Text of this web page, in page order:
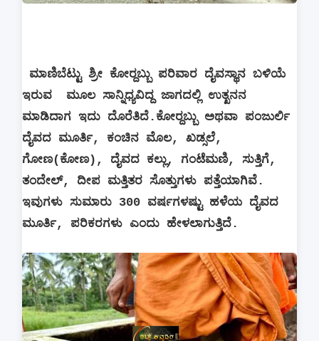
ಮಾಣಿಬೆಟ್ಟು ಶ್ರೀ ಕೋರ‌್ದಬ್ಬು ಪರಿವಾರ ದೈವಸ್ಥಾನ ಬಳಿಯೆ
ಇರುವ ಮೂಲ ಸಾನ್ನಿಧ್ಯವಿದ್ದ ಜಾಗದಲ್ಲಿ ಉತ್ಖನನ
ಮಾಡಿದಾಗ ಇದು ದೊರೆತಿದೆ.ಕೋರ‌್ದಬ್ಬು ಅಥವಾ ಪಂಜುರ್ಲಿ
ದೈವದ ಮೂರ್ತಿ, ಕಂಚಿನ ಮೊಲ, ಖಡ್ಸಲೆ,
ಗೋಣ(ಕೋಣ), ದೈವದ ಕಲ್ಲು, ಗಂಟೆಮಣಿ, ಸುತ್ತಿಗೆ,
ತಂದೇಲ್, ದೀಪ ಮತ್ತಿತರ ಸೊತ್ತುಗಳು ಪತ್ತೆಯಾಗಿವೆ.
ಇವುಗಳು ಸುಮಾರು 300 ವರ್ಷಗಳಷ್ಟು ಹಳೆಯ ದೈವದ
ಮೂರ್ತಿ, ಪರಿಕರಗಳು ಎಂದು ಹೇಳಲಾಗುತ್ತಿದೆ.